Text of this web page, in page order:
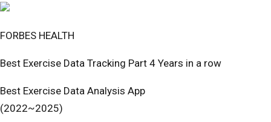
FORBES HEALTH
Best Exercise Data Tracking Part 4 Years in a row
Best Exercise Data Analysis App
(2022~2025)